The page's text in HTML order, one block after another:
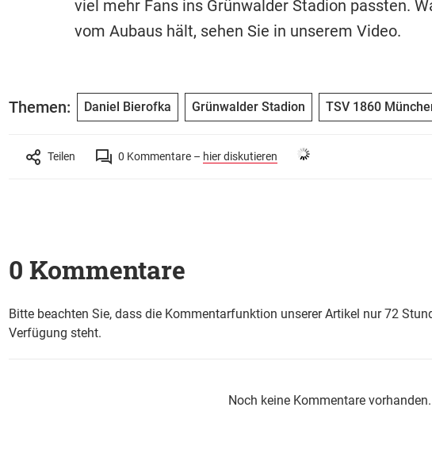
viel mehr Fans ins Grünwalder Stadion passten.
vom Aubaus hält, sehen Sie in unserem Video.
Themen: Daniel Bierofka Grünwalder Stadion TSV 1860
Teilen 0 Kommentare – hier diskutieren
0 Kommentare
Bitte beachten Sie, dass die Kommentarfunktion unserer Artikel nur 72
Verfügung steht.
Noch keine Kommentare vorhanden.